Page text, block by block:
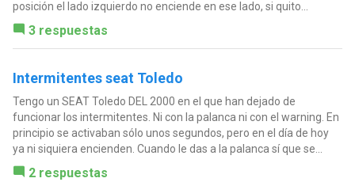
posición el lado izquierdo no enciende en ese lado, si quito...
3 respuestas
Intermitentes seat Toledo
Tengo un SEAT Toledo DEL 2000 en el que han dejado de
funcionar los intermitentes. Ni con la palanca ni con el warning. En
principio se activaban sólo unos segundos, pero en el día de hoy
ya ni siquiera encienden. Cuando le das a la palanca sí que se...
2 respuestas